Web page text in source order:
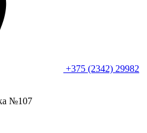
+375 (2342) 29982
№107